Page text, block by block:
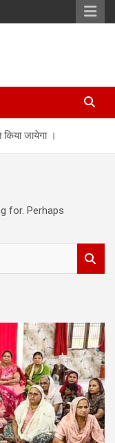
जायेगा ।
for. Perhaps